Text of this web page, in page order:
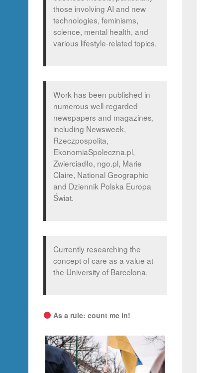
those involving AI and new
technologies, feminisms,
science, mental health, and
various lifestyle-related topics.
Work has been published in
numerous well-regarded
newspapers and magazines,
including Newsweek,
Rzeczpospolita,
EkonomiaSpoleczna.pl,
Zwierciadło, ngo.pl, Marie
Claire, National Geographic
and Dziennik Polska Europa
Świat.
Currently researching the
concept of care as a value at
the University of Barcelona.
As a rule: count me in!